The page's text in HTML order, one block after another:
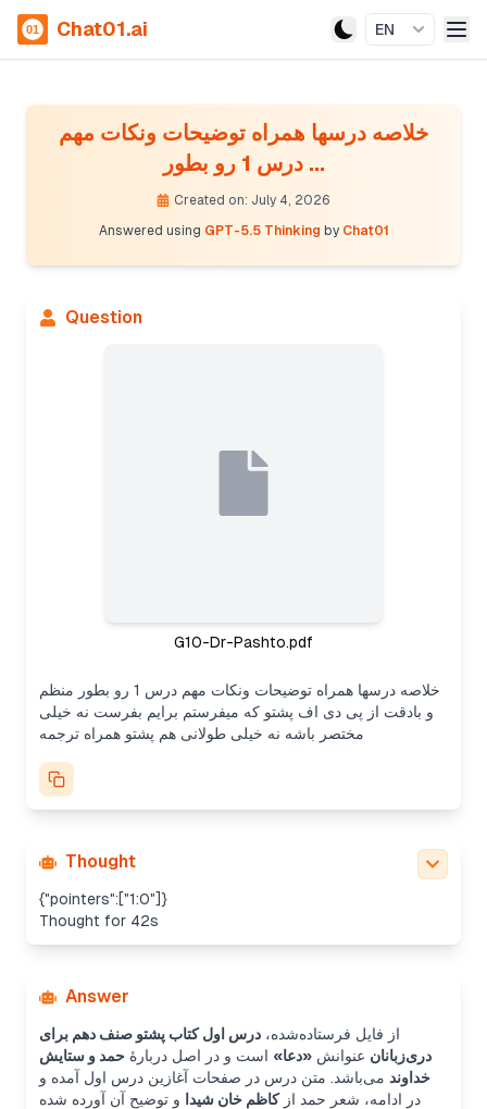
Chat01.ai EN
خلاصه درسها همراه توضیحات ونکات مهم
درس 1 رو بطور ...
Created on: July 4, 2026
Answered using GPT-5.5 Thinking by Chat01
Question
G10-Dr-Pashto.pdf
خلاصه درسها همراه توضیحات ونکات مهم درس 1 رو بطور منظم
و بادقت از پی دی اف پشتو که میفرستم برایم بفرست نه خیلی
مختصر باشه نه خیلی طولانی هم پشتو همراه ترجمه
Thought
{"pointers":["1:0"]}
Thought for 42s
Answer
از فایل فرستاده‌شده، درس اول کتاب پشتو صنف دهم برای
دری‌زبانان عنوانش «دعا» است و در اصل دربارهٔ حمد و ستایش
خداوند می‌باشد. متن درس در صفحات آغازین درس اول آمده و
در ادامه، شعر حمد ازکاظم خان شیدا و توضیح آن آورده شده